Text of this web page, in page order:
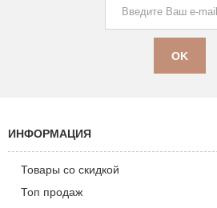
ИНФОРМАЦИЯ
Товары со скидкой
Топ продаж